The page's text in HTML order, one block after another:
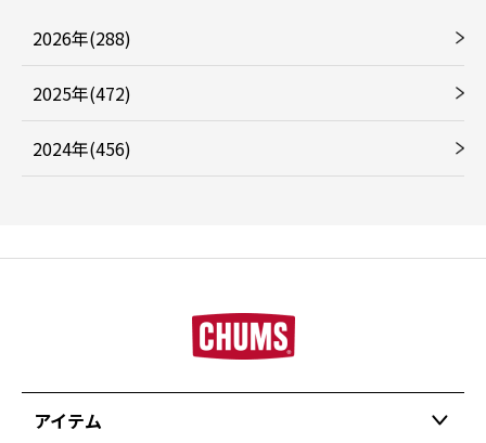
2026年(288)
2025年(472)
2024年(456)
アイテム